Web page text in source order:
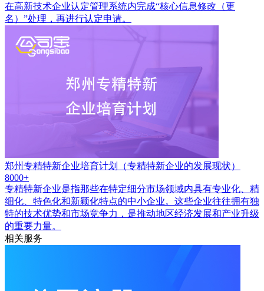
在高新技术企业认定管理系统内完成“核心信息修改（更
名）”处理，再进行认定申请。
郑州专精特新企业培育计划（专精特新企业的发展现状）
8000+
专精特新企业是指那些在特定细分市场领域内具有专业化、精
细化、特色化和新颖化特点的中小企业。这些企业往往拥有独
特的技术优势和市场竞争力，是推动地区经济发展和产业升级
的重要力量。
相关服务